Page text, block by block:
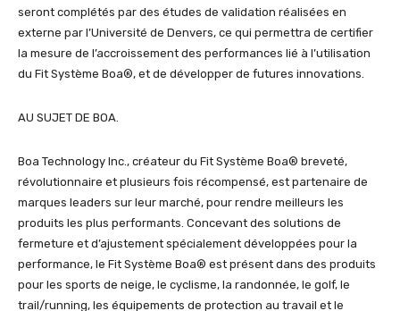
seront complétés par des études de validation réalisées en
externe par l’Université de Denvers, ce qui permettra de certifier
la mesure de l’accroissement des performances lié à l’utilisation
du Fit Système Boa®, et de développer de futures innovations.
AU SUJET DE BOA.
Boa Technology Inc., créateur du Fit Système Boa® breveté,
révolutionnaire et plusieurs fois récompensé, est partenaire de
marques leaders sur leur marché, pour rendre meilleurs les
produits les plus performants. Concevant des solutions de
fermeture et d’ajustement spécialement développées pour la
performance, le Fit Système Boa® est présent dans des produits
pour les sports de neige, le cyclisme, la randonnée, le golf, le
trail/running, les équipements de protection au travail et le